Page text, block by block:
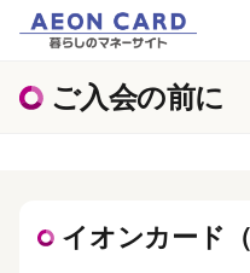
ご入会の前に
イオンカード